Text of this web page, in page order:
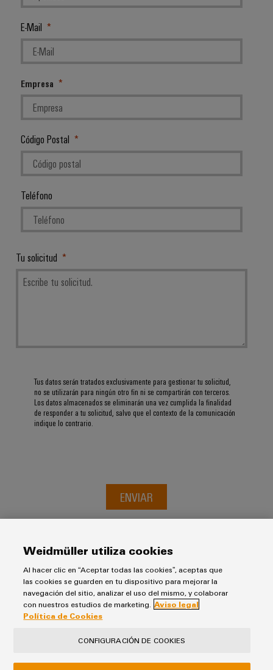
E-Mail
Empresa
Código Postal
Teléfono
Tu solicitud
Tus datos serán tratados exclusivamente para gestionar tu solicitud,
no se utilizarán para ningún otro fin ni se compartirán con terceros.
Los datos almacenados se eliminarán una vez cumplida la finalidad
de responder a tu solicitud, salvo que el contexto de la comunicación
indique lo contrario.
ENVIAR
Aviso Legal
Política de Privacidad
Weidmüller utiliza cookies
Al hacer clic en “Aceptar todas las cookies”, aceptas que
las cookies se guarden en tu dispositivo para mejorar la
navegación del sitio, analizar el uso del mismo, y colaborar
con nuestros estudios de marketing. Aviso legal
Política de Cookies
CONFIGURACIÓN DE COOKIES